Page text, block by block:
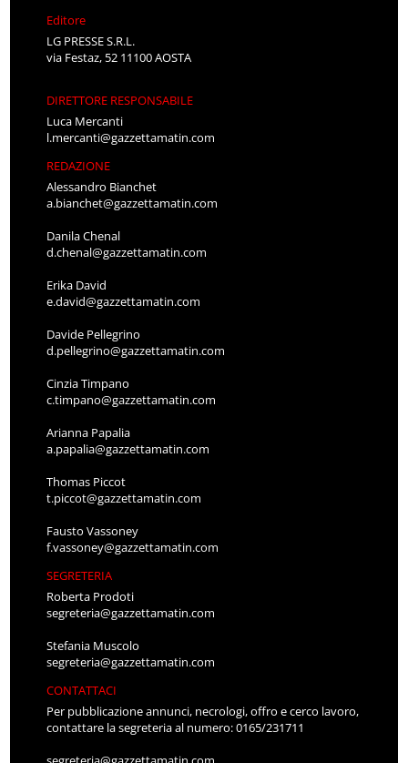
Editore
LG PRESSE S.R.L.
via Festaz, 52 11100 AOSTA
DIRETTORE RESPONSABILE
Luca Mercanti
l.mercanti@gazzettamatin.com
REDAZIONE
Alessandro Bianchet
a.bianchet@gazzettamatin.com
Danila Chenal
d.chenal@gazzettamatin.com
Erika David
e.david@gazzettamatin.com
Davide Pellegrino
d.pellegrino@gazzettamatin.com
Cinzia Timpano
c.timpano@gazzettamatin.com
Arianna Papalia
a.papalia@gazzettamatin.com
Thomas Piccot
t.piccot@gazzettamatin.com
Fausto Vassoney
f.vassoney@gazzettamatin.com
SEGRETERIA
Roberta Prodoti
segreteria@gazzettamatin.com
Stefania Muscolo
segreteria@gazzettamatin.com
CONTATTACI
Per pubblicazione annunci, necrologi, offro e cerco lavoro,
contattare la segreteria al numero: 0165/231711